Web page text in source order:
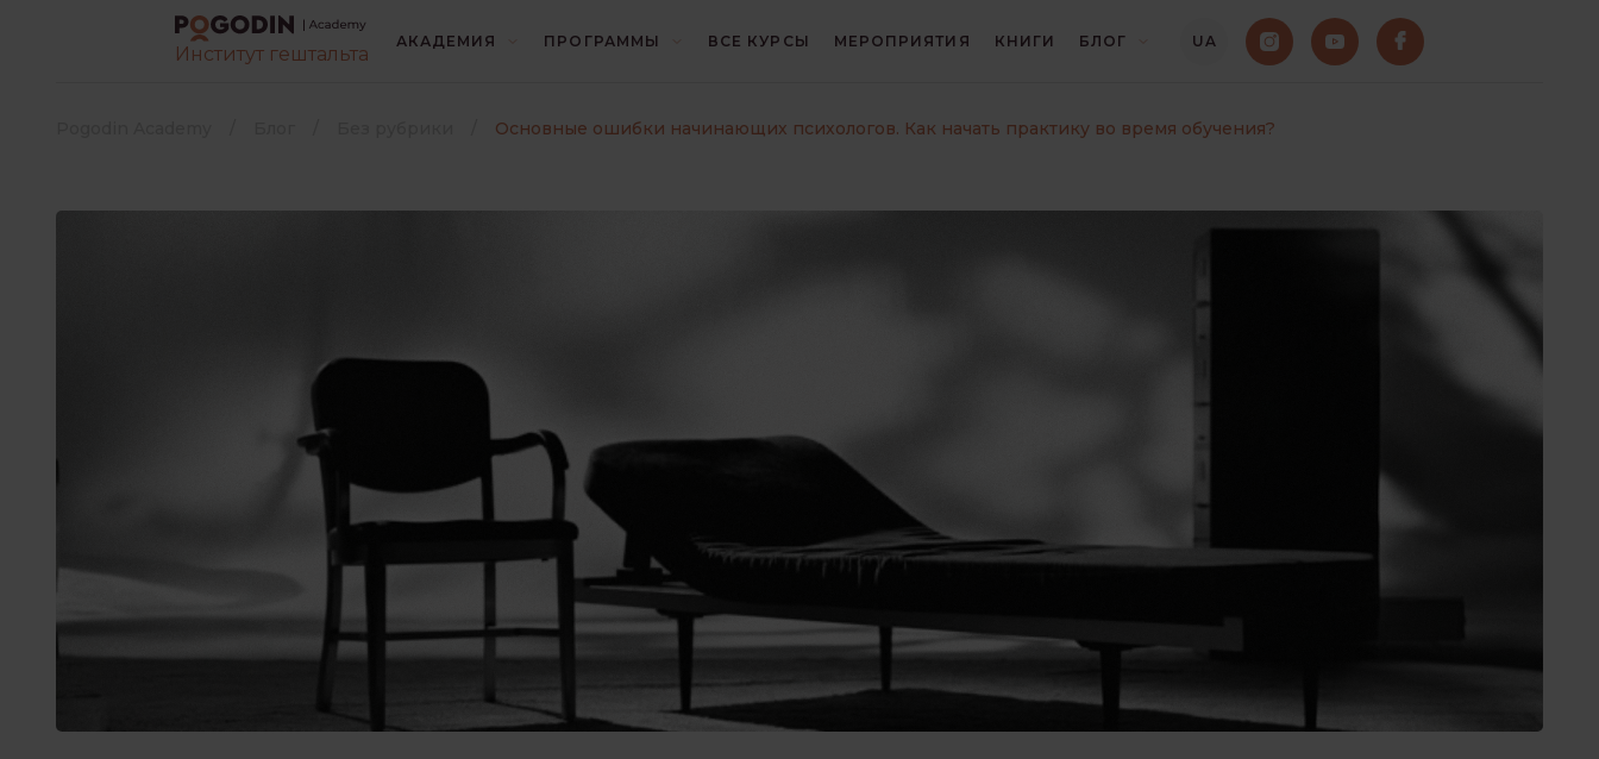
Институт гештальта
АКАДЕМИЯ ПРОГРАММЫ ВСЕ КУРСЫ МЕРОПРИЯТИЯ КНИГИ БЛОГ UA
Основные ошибки начинающих психологов. Как начать практику во время обучения?
Выберите язык книги
Украинский
ЛИТЕРАТУРА
ПОТРЕБНОСТИ ПРАКТИКА ГЕШТАЛЬТ-ТЕРАПИИ
ПРИСУТСТВИЕ И ОСОЗНАВАНИЕ ПСИХОЛОГИЯ